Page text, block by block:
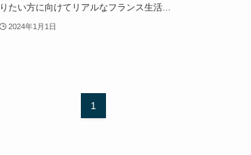
りたい方に向けてリアルなフランス生活...
2024年1月1日
1